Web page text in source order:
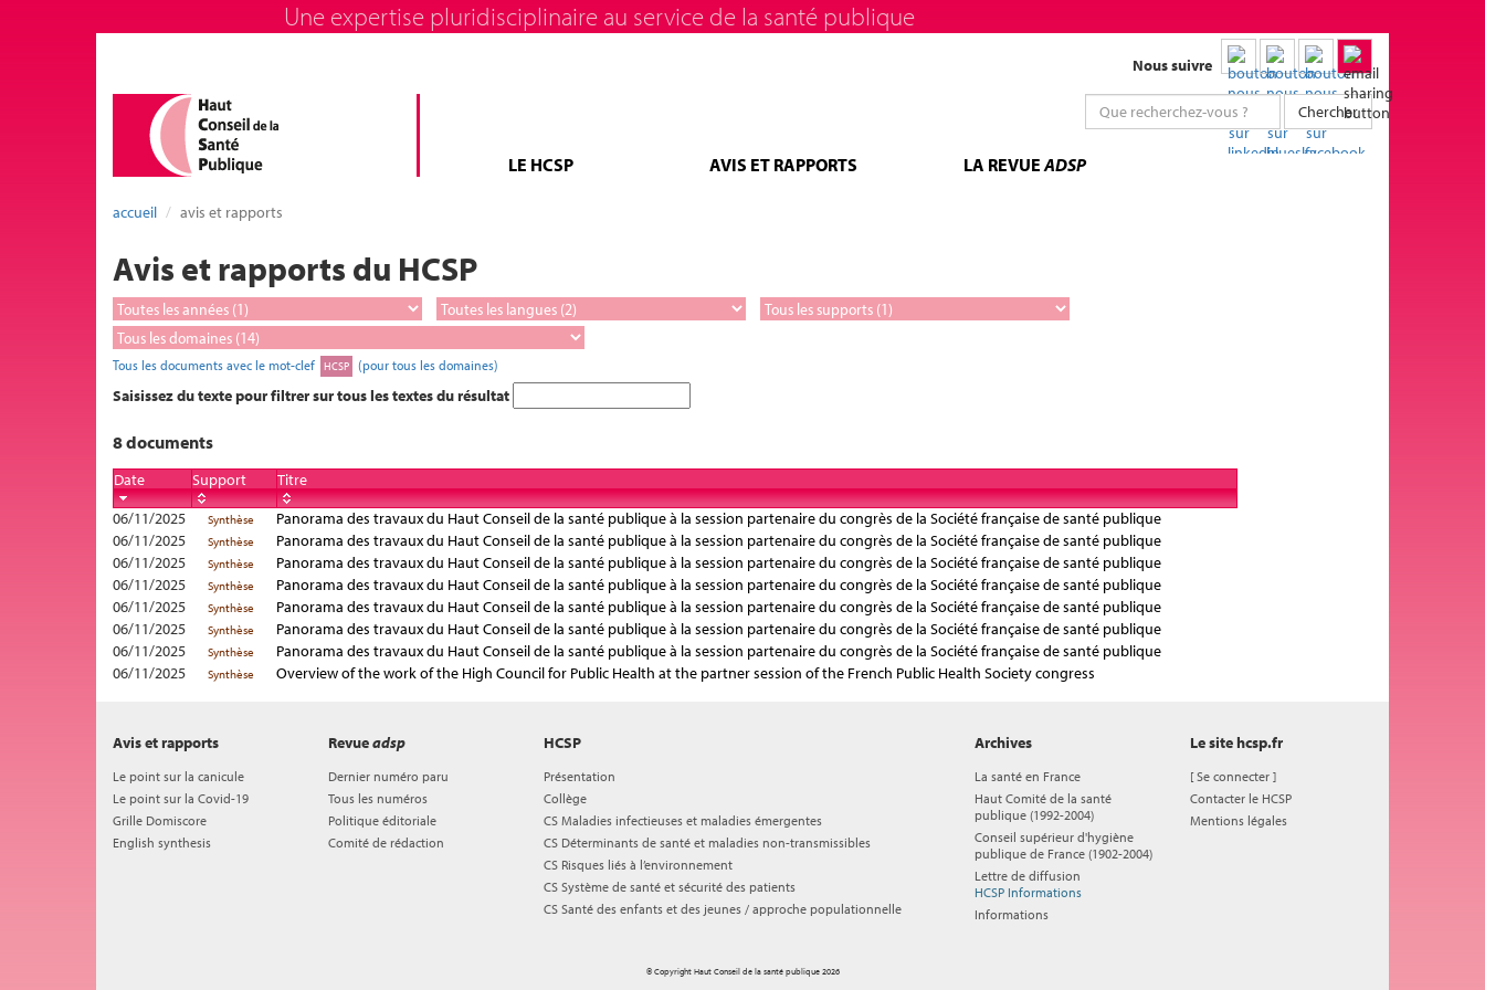
Une expertise pluridisciplinaire au service de la santé publique
Nous suivre
Chercher
LE HCSP AVIS ET RAPPORTS LA REVUEADSP
accueil avis et rapports
Avis et rapports du HCSP
Tous les documents avec le mot-clef HCSP (pour tous les domaines)
Saisissez du texte pour filtrer sur tous les textes du résultat
8 documents
Date Support
Titre
06/11/2025
Synthèse
Panorama des travaux du Haut Conseil de la santé publique à la session partenaire du congrès de la Société française de santé publique
06/11/2025
Synthèse
Panorama des travaux du Haut Conseil de la santé publique à la session partenaire du congrès de la Société française de santé publique
06/11/2025
Synthèse
Panorama des travaux du Haut Conseil de la santé publique à la session partenaire du congrès de la Société française de santé publique
06/11/2025
Synthèse
Panorama des travaux du Haut Conseil de la santé publique à la session partenaire du congrès de la Société française de santé publique
06/11/2025
Synthèse
Panorama des travaux du Haut Conseil de la santé publique à la session partenaire du congrès de la Société française de santé publique
06/11/2025
Synthèse
Panorama des travaux du Haut Conseil de la santé publique à la session partenaire du congrès de la Société française de santé publique
06/11/2025
Synthèse
Panorama des travaux du Haut Conseil de la santé publique à la session partenaire du congrès de la Société française de santé publique
06/11/2025
Synthèse Overview of the work of the High Council for Public Health at the partner session of the French Public Health Society congress
HCSP
Présentation
Collège
CS Maladies infectieuses et maladies émergentes
CS Déterminants de santé et maladies non-transmissibles
CS Risques liés à l’environnement
CS Système de santé et sécurité des patients
CS Santé des enfants et des jeunes / approche populationnelle
Avis et rapports
Le point sur la canicule
Le point sur la Covid-19
Grille Domiscore
English synthesis
Revueadsp
Dernier numéro paru
Tous les numéros
Politique éditoriale
Comité de rédaction
Archives
La santé en France
Haut Comité de la santé
publique (1992-2004)
Conseil supérieur d'hygiène
publique de France (1902-2004)
Lettre de diffusion
HCSP Informations
Informations
Le site hcsp.fr
[Se connecter ]
Contacter le HCSP
Mentions légales
© Copyright Haut Conseil de la santé publique 2026